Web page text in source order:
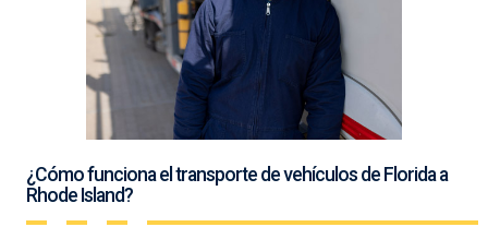
¿Cómo funciona el transporte de vehículos de Florida a
Rhode Island?